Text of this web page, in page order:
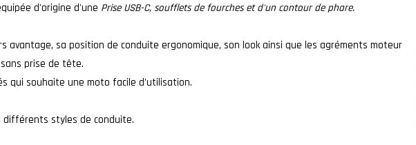
d'origine d'une Prise USB-C, soufflets de fourches et d'un contour de phare.
avantage, sa position de conduite ergonomique, son look ainsi que les agréments moteur
prise de tête.
qui souhaite une moto facile d'utilisation.
différents styles de conduite.